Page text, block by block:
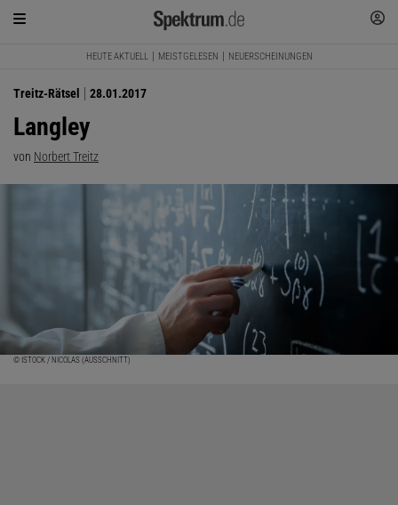
HEUTE AKTUELL MEISTGELESEN NEUERSCHEINUNGEN
Treitz-Rätsel 28.01.2017
Langley
von Norbert Treitz
© ISTOCK / NICOLAS (AUSSCHNITT)